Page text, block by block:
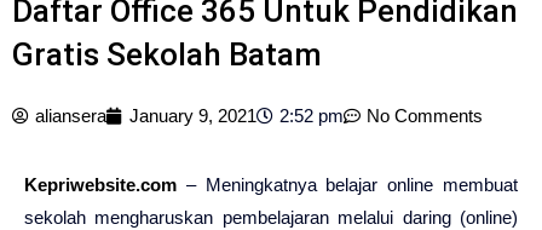
Daftar Office 365 Untuk Pendidikan
Gratis Sekolah Batam
aliansera January 9, 2021 2:52 pm No Comments
Kepriwebsite.com – Meningkatnya belajar online membuat
sekolah mengharuskan pembelajaran melalui daring (online)